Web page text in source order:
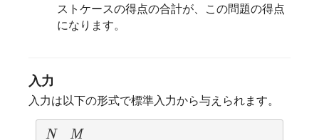
ストケースの得点の合計が、この問題の得点
になります。
入力
入力は以下の形式で標準入力から与えられます。
N
N
N M
M
M